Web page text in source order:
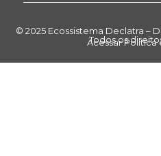
© 2025 Ecossistema Declatra –
Todos os
Acessar Política